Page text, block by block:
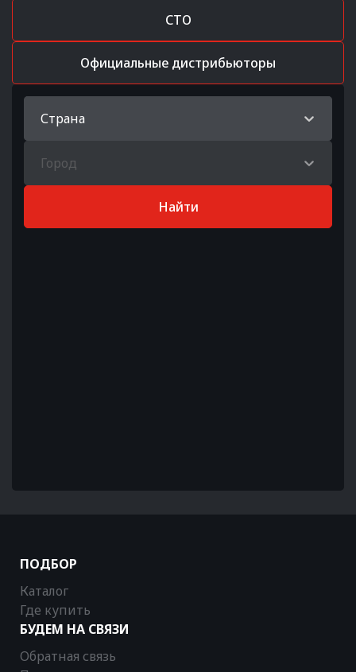
СТО
Официальные дистрибьюторы
Страна
Город
Найти
ПОДБОР
Каталог
Где купить
БУДЕМ НА СВЯЗИ
Обратная связь